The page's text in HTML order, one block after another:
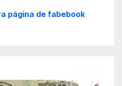
página de fabebook